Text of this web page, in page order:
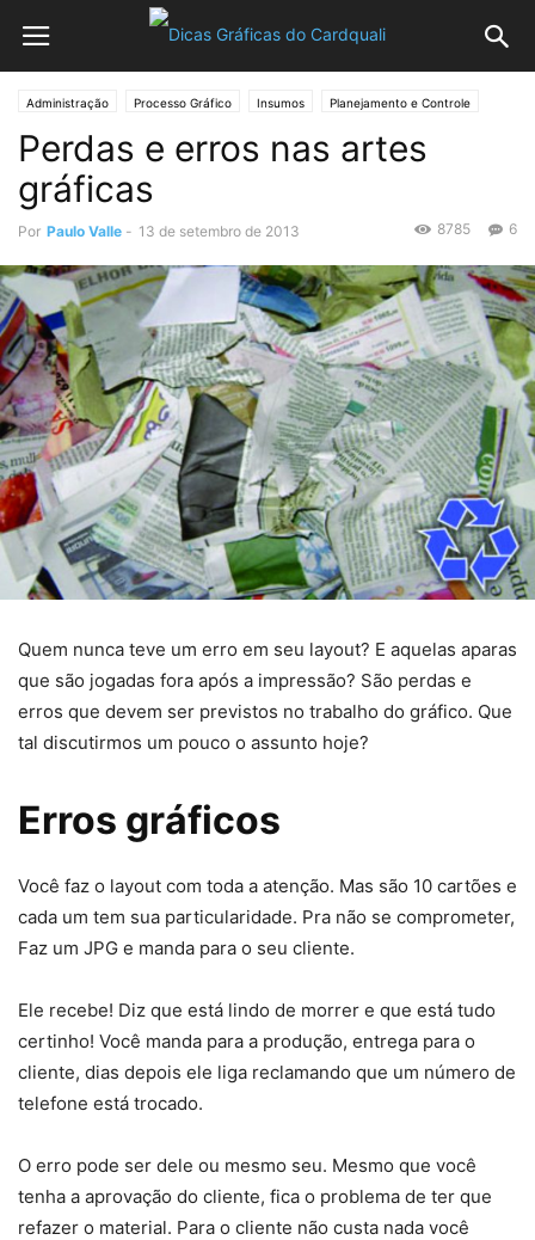
Administração Processo Gráfico Insumos Planejamento e Controle
Perdas e erros nas artes
gráficas
Por Paulo Valle - 13 de setembro de 2013 6
8785
Quem nunca teve um erro em seu layout? E aquelas aparas
que são jogadas fora após a impressão? São perdas e
erros que devem ser previstos no trabalho do gráfico. Que
tal discutirmos um pouco o assunto hoje?
Erros gráficos
Você faz o layout com toda a atenção. Mas são 10 cartões e
cada um tem sua particularidade. Pra não se comprometer,
Faz um JPG e manda para o seu cliente.
Ele recebe! Diz que está lindo de morrer e que está tudo
certinho! Você manda para a produção, entrega para o
cliente, dias depois ele liga reclamando que um número de
telefone está trocado.
O erro pode ser dele ou mesmo seu. Mesmo que você
tenha a aprovação do cliente, fica o problema de ter que
refazer o material. Para o cliente não custa nada você